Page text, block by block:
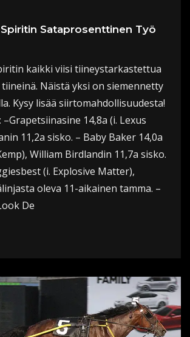
Sataprosenttinen Työ
kaikki viisi tiineystarkastettua
Näistä yksi on siemennetty
Kysy lisää siirtomahdollisuudesta!
14,8a (i. Lexus
11,2a sisko. – Baby Baker 14,0a
William Birdlandin 11,7a sisko.
(i. Explosive Matter),
oleva 11-aikainen tamma. –
De